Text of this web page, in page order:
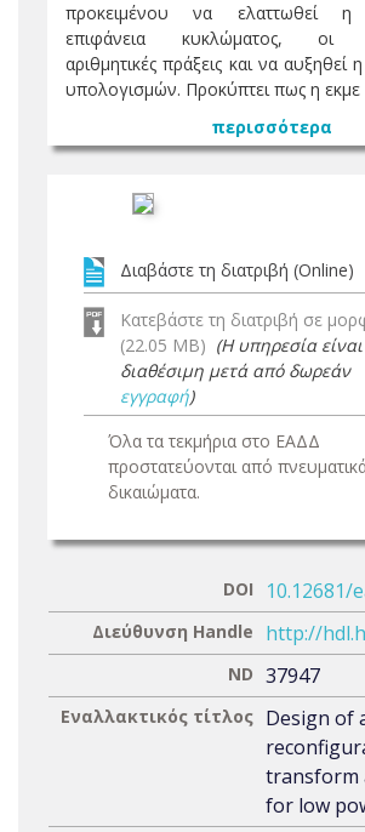
προκειμένου να ελαττωθεί η
επιφάνεια κυκλώματος, οι
αριθμητικές πράξεις και να αυξηθεί
υπολογισμών. Προκύπτει πως η εκμε
περισσότερα
Διαβάστε τη διατριβή (Online)
Κατεβάστε τη διατριβή σε
(22.05 MB) (Η υπηρεσία είναι
διαθέσιμη μετά από δωρεάν
εγγραφή)
Όλα τα τεκμήρια στο ΕΑΔΔ
προστατεύονται από
δικαιώματα.
DOI 10.12681/
Διεύθυνση Handle http://
ND 37947
Εναλλακτικός τίτλος Design of
transform
for low